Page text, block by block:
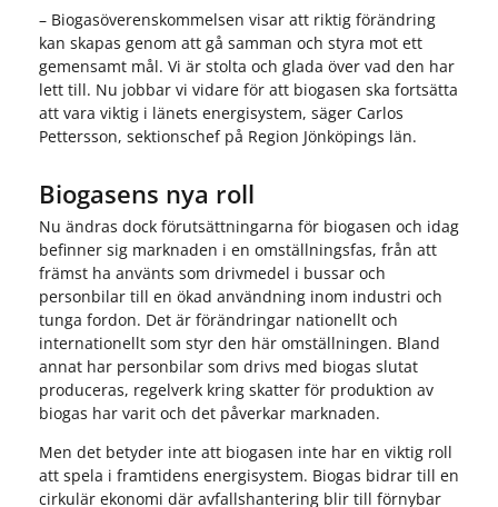
– Biogasöverenskommelsen visar att riktig förändring
kan skapas genom att gå samman och styra mot ett
gemensamt mål. Vi är stolta och glada över vad den har
lett till. Nu jobbar vi vidare för att biogasen ska fortsätta
att vara viktig i länets energisystem, säger Carlos
Pettersson, sektionschef på Region Jönköpings län.
Biogasens nya roll
Nu ändras dock förutsättningarna för biogasen och idag
befinner sig marknaden i en omställningsfas, från att
främst ha använts som drivmedel i bussar och
personbilar till en ökad användning inom industri och
tunga fordon. Det är förändringar nationellt och
internationellt som styr den här omställningen. Bland
annat har personbilar som drivs med biogas slutat
produceras, regelverk kring skatter för produktion av
biogas har varit och det påverkar marknaden.
Men det betyder inte att biogasen inte har en viktig roll
att spela i framtidens energisystem. Biogas bidrar till en
cirkulär ekonomi där avfallshantering blir till förnybar